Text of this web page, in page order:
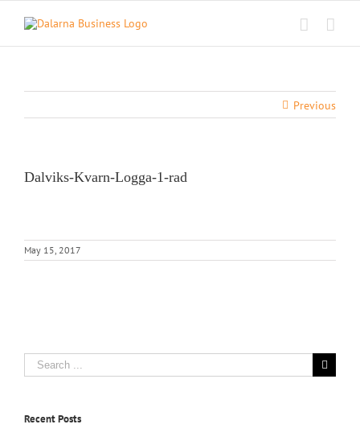
Skip
content
Previous
Dalviks-Kvarn-Logga-1-rad
May 15, 2017
Search
for:
Recent Posts